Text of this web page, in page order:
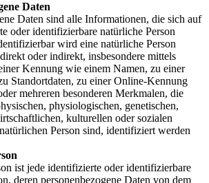
Daten
Daten sind alle Informationen, die sich auf
oder identifizierbare natürliche Person
wird eine natürliche Person
oder indirekt, insbesondere mittels
Kennung wie einem Namen, zu einer
Standortdaten, zu einer Online-Kennung
mehreren besonderen Merkmalen, die
physiologischen, genetischen,
kulturellen oder sozialen
Person sind, identifiziert werden
ist jede identifizierte oder identifizierbare
deren personenbezogene Daten von dem